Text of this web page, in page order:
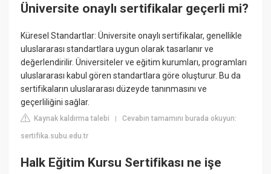
Üniversite onaylı sertifikalar geçerli mi?
Küresel Standartlar: Üniversite onaylı sertifikalar, genellikle
uluslararası standartlara uygun olarak tasarlanır ve
değerlendirilir. Üniversiteler ve eğitim kurumları, programları
uluslararası kabul gören standartlara göre oluşturur. Bu da
sertifikaların uluslararası düzeyde tanınmasını ve
geçerliliğini sağlar.
Kaynak kaldırma talebi |Cevabın tamamını burada okuyun:
sertifika.subu.edu.tr
Halk Eğitim Kursu Sertifikası ne işe